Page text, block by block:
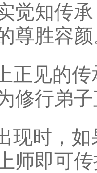
觉知传
尊胜容
正见的
修行弟
现时，
师即可